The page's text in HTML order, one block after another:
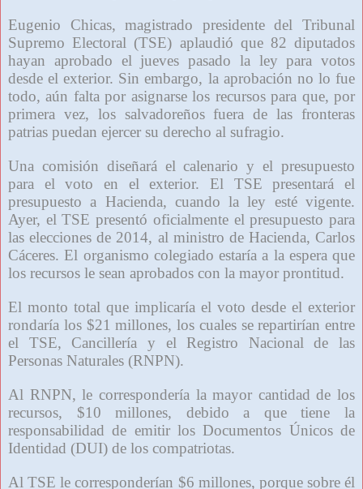
Eugenio Chicas, magistrado presidente del Tribunal
Supremo Electoral (TSE) aplaudió que 82 diputados
hayan aprobado el jueves pasado la ley para votos
desde el exterior. Sin embargo, la aprobación no lo fue
todo, aún falta por asignarse los recursos para que, por
primera vez, los salvadoreños fuera de las fronteras
patrias puedan ejercer su derecho al sufragio.
Una comisión diseñará el calenario y el presupuesto
para el voto en el exterior. El TSE presentará el
presupuesto a Hacienda, cuando la ley esté vigente.
Ayer, el TSE presentó oficialmente el presupuesto para
las elecciones de 2014, al ministro de Hacienda, Carlos
Cáceres. El organismo colegiado estaría a la espera que
los recursos le sean aprobados con la mayor prontitud.
El monto total que implicaría el voto desde el exterior
rondaría los $21 millones, los cuales se repartirían entre
el TSE, Cancillería y el Registro Nacional de las
Personas Naturales (RNPN).
Al RNPN, le correspondería la mayor cantidad de los
recursos, $10 millones, debido a que tiene la
responsabilidad de emitir los Documentos Únicos de
Identidad (DUI) de los compatriotas.
Al TSE le corresponderían $6 millones, porque sobre él